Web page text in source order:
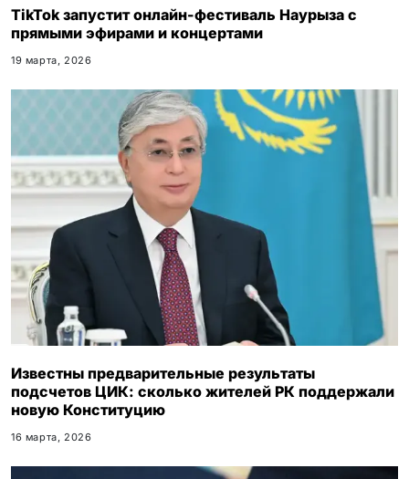
TikTok запустит онлайн-фестиваль Наурыза с
прямыми эфирами и концертами
19 марта, 2026
Известны предварительные результаты
подсчетов ЦИК: сколько жителей РК поддержали
новую Конституцию
16 марта, 2026